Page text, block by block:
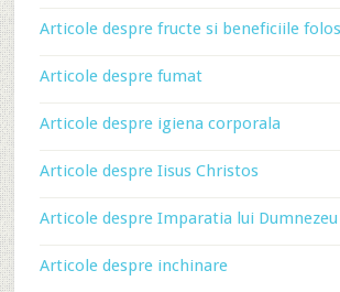
Articole despre fructe si beneficiile
Articole despre fumat
Articole despre igiena corporala
Articole despre Iisus Christos
Articole despre Imparatia lui Dumnezeu
Articole despre inchinare